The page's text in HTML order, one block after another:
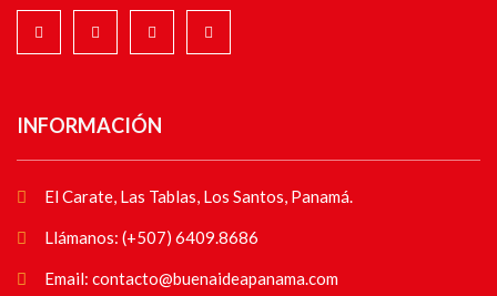
INFORMACIÓN
El Carate, Las Tablas, Los Santos, Panamá.
Llámanos: (+507) 6409.8686
Email: contacto@buenaideapanama.com